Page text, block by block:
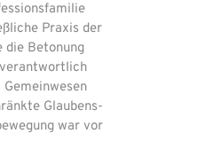
Praxis der
die Betonung
Glaubens-
war vor